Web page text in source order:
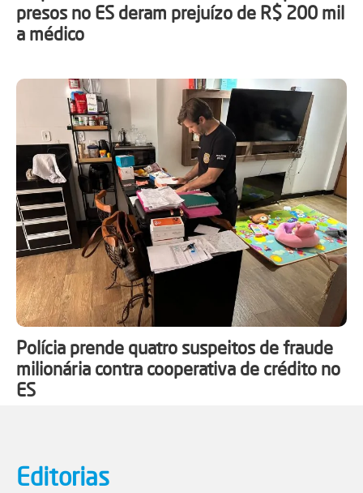
presos no ES deram prejuízo de R$ 200 mil
a médico
Polícia prende quatro suspeitos de fraude
milionária contra cooperativa de crédito no
ES
Editorias